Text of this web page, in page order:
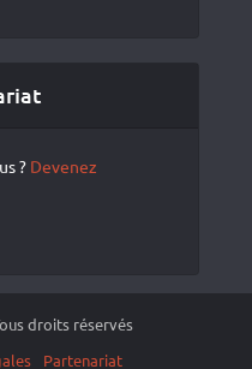
? Devenez
droits réservés
Partenariat